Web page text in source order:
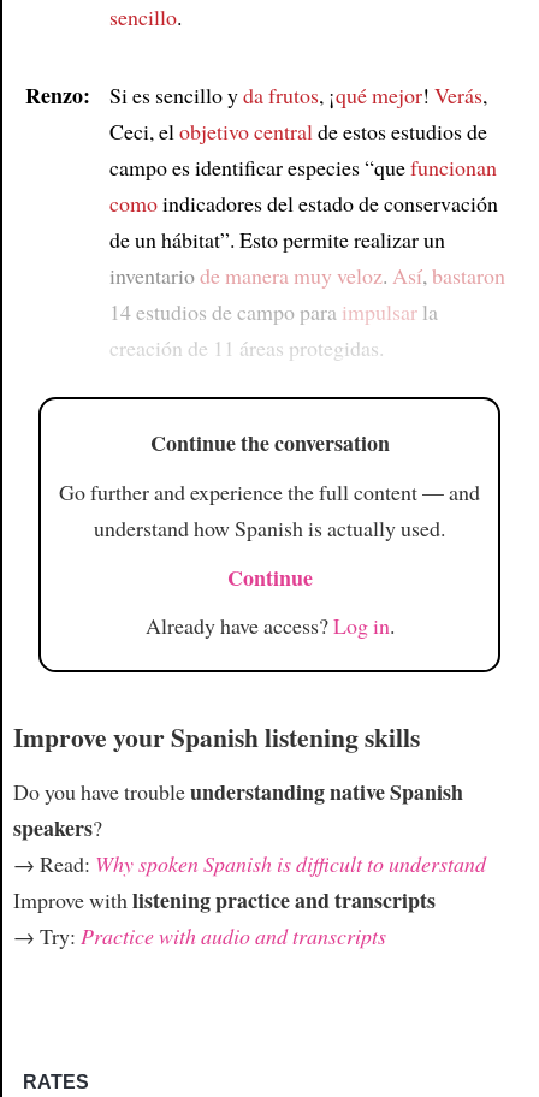
sencillo.
Renzo: Si es sencillo yda frutos, ¡qué mejor! Verás,
Ceci, el objetivo central de estos estudios de
campo es identificar especies “quefuncionan
comoindicadores del estado de conservación
de un hábitat”. Esto permite realizar un
inventariode manera muy veloz. Así, bastaron
14 estudios de campo para impulsarla
creación de 11 áreas protegidas.
Continue the conversation
Go further and experience the full content — and
understand how Spanish is actually used.
Continue
Already have access?Log in.
Improve your Spanish listening skills
Do you have troubleunderstanding native Spanish
speakers?
→ Read: Why spoken Spanish is difficult to understand
Improve withlistening practice and transcripts
→ Try: Practice with audio and transcripts
RATES